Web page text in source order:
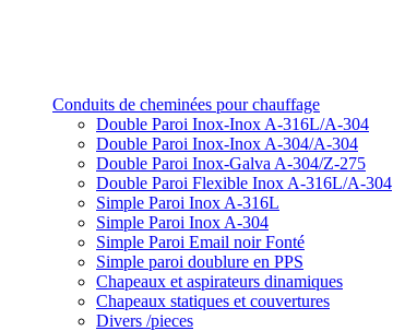
Conduits de cheminées pour chauffage
Double Paroi Inox-Inox A-316L/A-304
Double Paroi Inox-Inox A-304/A-304
Double Paroi Inox-Galva A-304/Z-275
Double Paroi Flexible Inox A-316L/A-304
Simple Paroi Inox A-316L
Simple Paroi Inox A-304
Simple Paroi Email noir Fonté
Simple paroi doublure en PPS
Chapeaux et aspirateurs dinamiques
Chapeaux statiques et couvertures
Divers /pieces